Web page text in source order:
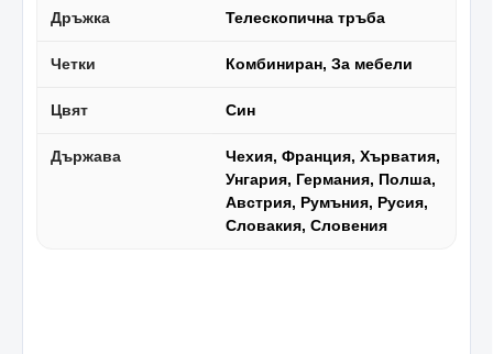
Дръжка Телескопична тръба
Четки Комбиниран, За мебели
Цвят Син
Държава
Чехия, Франция, Хърватия,
Унгария, Германия, Полша,
Австрия, Румъния, Русия,
Словакия, Словения